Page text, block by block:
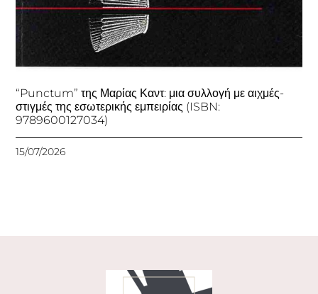
“Punctum” της Μαρίας Καντ: μια συλλογή με αιχμές-
στιγμές της εσωτερικής εμπειρίας (ISBN:
9789600127034)
15/07/2026